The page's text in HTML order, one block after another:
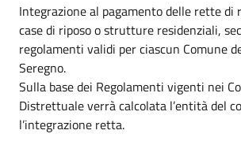
Integrazione al pagamento delle rette di
case di riposo o strutture residenziali,
regolamenti validi per ciascun Comune
Seregno.
Sulla base dei Regolamenti vigenti nei
Distrettuale verrà calcolata l’entità del
l’integrazione retta.